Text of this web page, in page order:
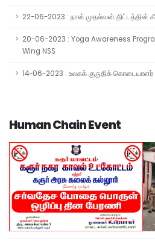
22-06-2023 : நான் முதல்வன் திட்டத்தின்
20-06-2023 : Yoga Awareness
Wing NSS
14-06-2023 : உலகக் குருதிக் கொடையாளர்
Human Chain Event